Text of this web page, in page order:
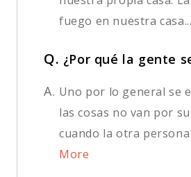
fuego en nuestra casa...
Q. ¿Por qué la gente
A. Uno por lo general se
las cosas no van por
cuando la otra persona
More